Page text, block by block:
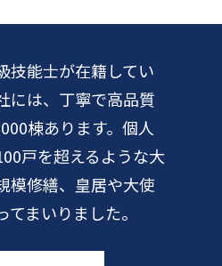
技能士が在籍してい
には、丁寧で高品質
棟あります。個人
戸を超えるような大
模修繕、皇居や大使
まいりました。